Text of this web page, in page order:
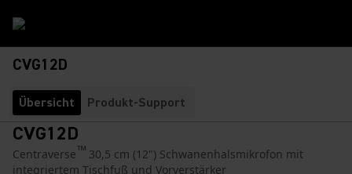
CVG12D
Übersicht Produkt-Support
CVG12D
Centraverse™ 30,5 cm (12") Schwanenhalsmikrofon mit
integriertem Tischfuß und Vorverstärker